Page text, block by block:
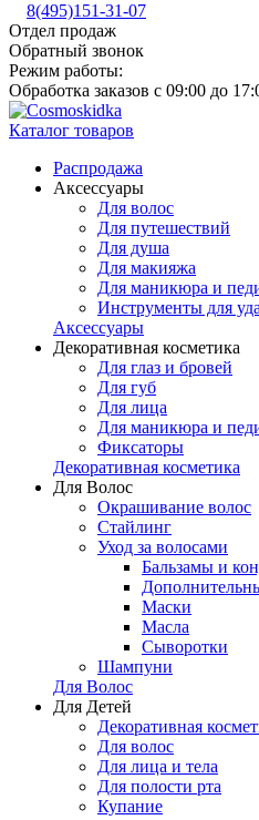
8(495)151-31-07
Отдел продаж
Обратный звонок
Режим работы:
Обработка заказов с 09:00 до
Каталог товаров
Распродажа
Аксессуары
Для волос
Для путешествий
Для душа
Для макияжа
Для маникюра и
Инструменты для
Аксессуары
Декоративная косметика
Для глаз и бровей
Для губ
Для лица
Для маникюра и
Фиксаторы
Декоративная косметика
Для Волос
Окрашивание волос
Стайлинг
Уход за волосами
Бальзамы и
Маски
Масла
Сыворотки
Шампуни
Для Волос
Для Детей
Декоративная
Для волос
Для лица и тела
Для полости рта
Купание